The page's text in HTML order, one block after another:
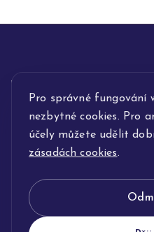
Pro správné fungování
nezbytné cookies. Pro
účely můžete udělit
zásadách cookies.
INFORMACE
POPIS SLUŽEB
KLENOTNICTVÍ JOLLEO